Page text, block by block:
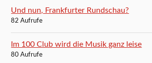
Und nun, Frankfurter Rundschau?
82 Aufrufe
Im 100 Club wird die Musik ganz leise
80 Aufrufe